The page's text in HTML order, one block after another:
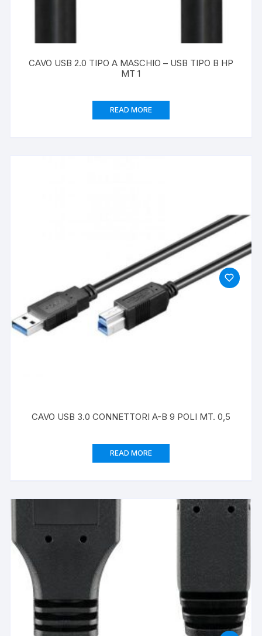
CAVO USB 2.0 TIPO A MASCHIO – USB TIPO B HP
MT 1
READ MORE
CAVO USB 3.0 CONNETTORI A-B 9 POLI MT. 0,5
READ MORE